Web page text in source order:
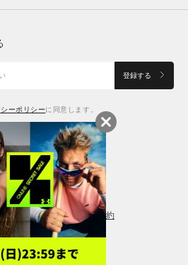
登録する
ーポリシーに同意します。
づく通販の表記 会員規約
リシー